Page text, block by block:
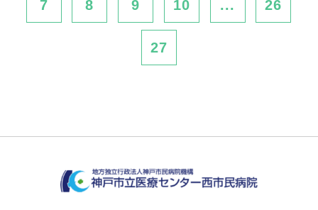
7 8 9 10 ... 26
27